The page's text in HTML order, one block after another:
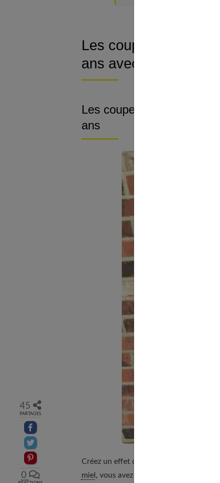
45
PARTAGES
Partager sur facebook
Partager sur Twitter
Epingler sur Pinterest
0
Les coupes sur
ans avec des lunettes
Les coupes dégradées
ans
Créez un effet de
miel , vous avez là le secret d’un rendu